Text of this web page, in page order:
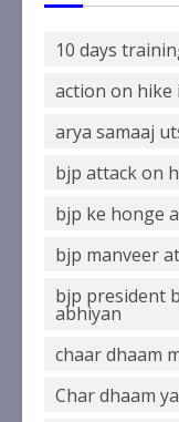
10 days
action on hike
arya samaaj
bjp attack on
bjp ke honge
bjp manveer
bjp president
abhiyan
chaar dhaam
Char dhaam